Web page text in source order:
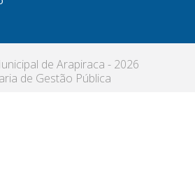
de Arapiraca - 2026
de Gestão Pública